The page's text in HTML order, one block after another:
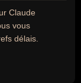
Claude
vous
délais.